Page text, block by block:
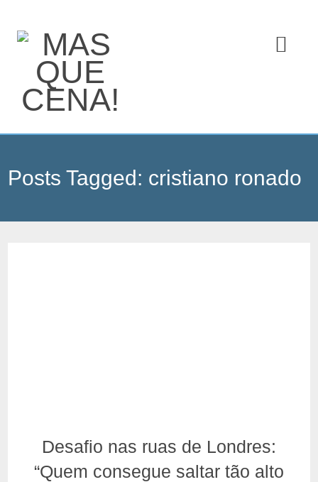
Posts Tagged: cristiano ronado
Desafio nas ruas de Londres:
“Quem consegue saltar tão alto